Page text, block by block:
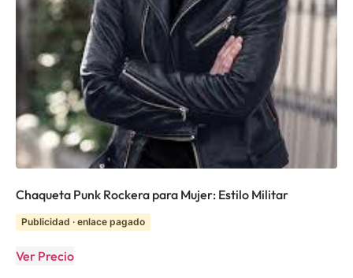
Chaqueta Punk Rockera para Mujer: Estilo Militar
Publicidad · enlace pagado
Ver Precio